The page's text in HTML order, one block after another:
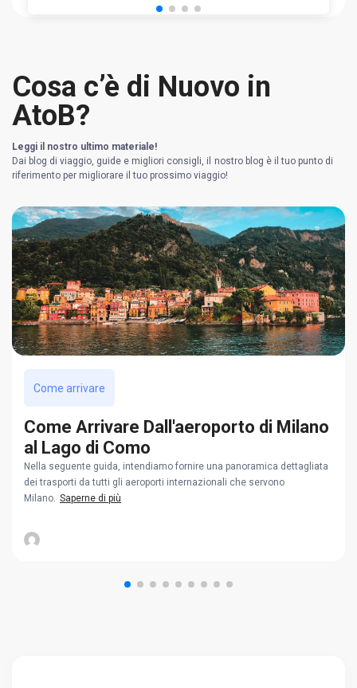
Cosa c’è di Nuovo in
AtoB?
Leggi il nostro ultimo materiale!
Dai blog di viaggio, guide e migliori consigli, il nostro blog è il tuo punto di
riferimento per migliorare il tuo prossimo viaggio!
Come arrivare
Come Arrivare Dall'aeroporto di Milano
al Lago di Como
Nella seguente guida, intendiamo fornire una panoramica dettagliata
dei trasporti da tutti gli aeroporti internazionali che servono
Milano. Saperne di più